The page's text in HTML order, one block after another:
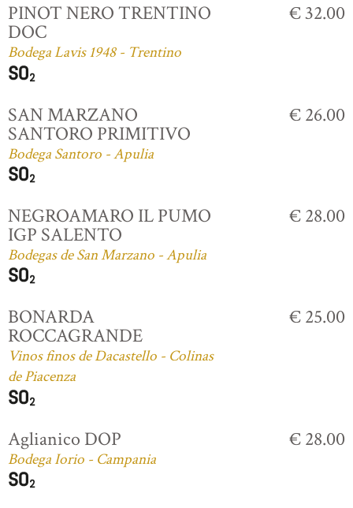
PINOT NERO TRENTINO
DOC
Bodega Lavis 1948 - Trentino
€ 32.00
SAN MARZANO
SANTORO PRIMITIVO
Bodega Santoro - Apulia
€ 26.00
NEGROAMARO IL PUMO
IGP SALENTO
Bodegas de San Marzano - Apulia
€ 28.00
BONARDA
ROCCAGRANDE
Vinos finos de Dacastello - Colinas
de Piacenza
€ 25.00
Aglianico DOP
Bodega Iorio - Campania
€ 28.00